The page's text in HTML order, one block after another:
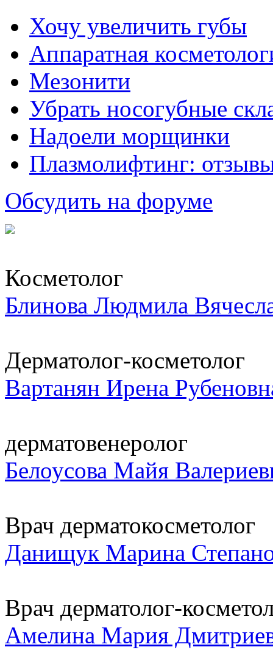
Хочу увеличить губы
Аппаратная
Мезонити
Убрать носогубные
Надоели морщинки
Плазмолифтинг:
Обсудить на форуме
Косметолог
Блинова Людмила
Дерматолог-косметолог
Вартанян Ирена
дерматовенеролог
Белоусова Майя
Врач дерматокосметолог
Данищук Марина
Врач дерматолог-
Амелина Мария